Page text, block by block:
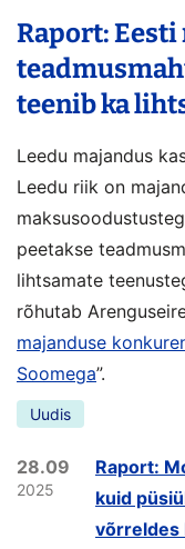
Raport:
teenib ka
Leedu majandus
Leedu riik on
peetakse
lihtsamate
rõhutab
majanduse
Soomega”.
Uudis
28.09
2025
Raport:
kuid
võrreldes